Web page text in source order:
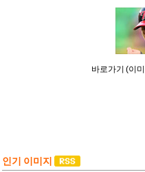
바로가기 (이
인기 이미지